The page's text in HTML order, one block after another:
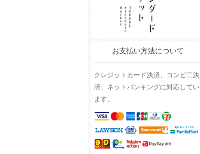
お支払い方法について
クレジットカード決済、コンビ二決
済、ネットバンキングに対応してい
ます。